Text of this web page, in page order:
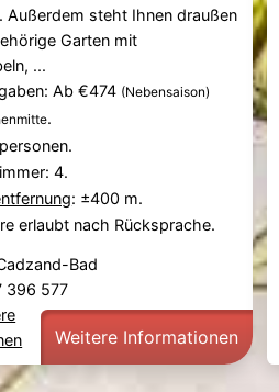
Außerdem steht Ihnen draußen
Garten mit
...
Ab €474 (Nebensaison)
.
4.
: ±400 m.
erlaubt nach Rücksprache.
Bad
396 577
Weitere Informationen